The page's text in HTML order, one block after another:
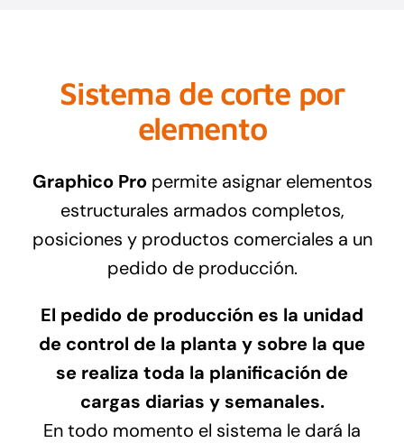
Sistema de corte por
elemento
Graphico Propermite asignar elementos
estructurales armados completos,
posiciones y productos comerciales a un
pedido de producción.
El pedido de producción es la unidad
de control de la planta y sobre la que
se realiza toda la planificación de
cargas diarias y semanales.
En todo momento el sistema le dará la